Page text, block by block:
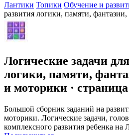
Лантики Топики Обучение и
развития логики, памяти,
Логические задачи
логики, памяти,
и моторики ·
Большой сборник заданий на
моторики. Логические задачи,
комплексного развития ребенка на